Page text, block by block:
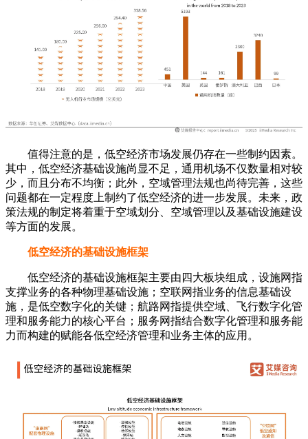
值得注意的是，低空经济市场发展仍存在一些制约因素。
其中，低空经济基础设施尚显不足，通用机场不仅数量相对较
少，而且分布不均衡；此外，空域管理法规也尚待完善，这些
问题都在一定程度上制约了低空经济的进一步发展。未来，政
策法规的制定将着重于空域划分、空域管理以及基础设施建设
等方面的发展。
低空经济的基础设施框架
低空经济的基础设施框架主要由四大板块组成，设施网指
支撑业务的各种物理基础设施；空联网指业务的信息基础设
施，是低空数字化的关键；航路网指提供空域、飞行数字化管
理和服务能力的核心平台；服务网指结合数字化管理和服务能
力而构建的赋能各低空经济管理和业务主体的应用。